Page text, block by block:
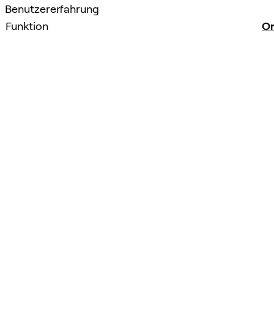
Benutzererfahrung
Funktion